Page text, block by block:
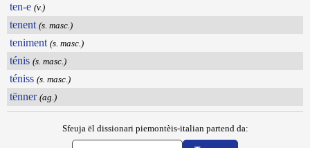
ten-e (v.)
tenent (s. masc.)
teniment (s. masc.)
ténis (s. masc.)
téniss (s. masc.)
tënner (ag.)
Sfeuja ël dissionari piemontèis-italian partend da: